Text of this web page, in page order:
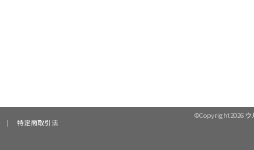
特定商取引法
©Copyright2026 ウ